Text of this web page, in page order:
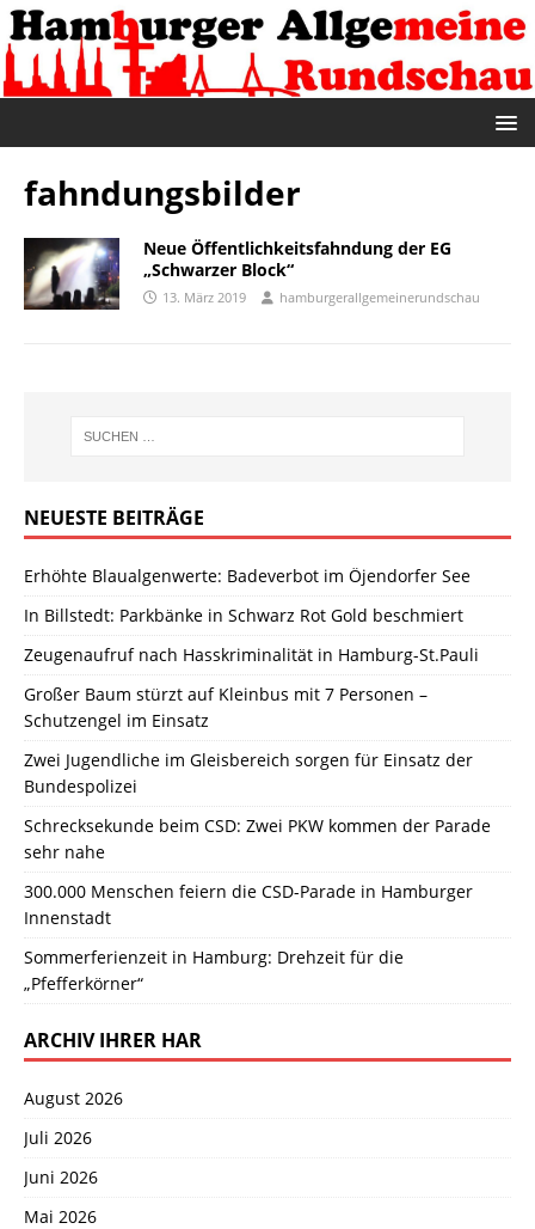
fahndungsbilder
Neue Öffentlichkeitsfahndung der EG
„Schwarzer Block“
13. März 2019 hamburgerallgemeinerundschau
NEUESTE BEITRÄGE
Erhöhte Blaualgenwerte: Badeverbot im Öjendorfer See
In Billstedt: Parkbänke in Schwarz Rot Gold beschmiert
Zeugenaufruf nach Hasskriminalität in Hamburg-St.Pauli
Großer Baum stürzt auf Kleinbus mit 7 Personen –
Schutzengel im Einsatz
Zwei Jugendliche im Gleisbereich sorgen für Einsatz der
Bundespolizei
Schrecksekunde beim CSD: Zwei PKW kommen der Parade
sehr nahe
300.000 Menschen feiern die CSD-Parade in Hamburger
Innenstadt
Sommerferienzeit in Hamburg: Drehzeit für die
„Pfefferkörner“
ARCHIV IHRER HAR
August 2026
Juli 2026
Juni 2026
Mai 2026